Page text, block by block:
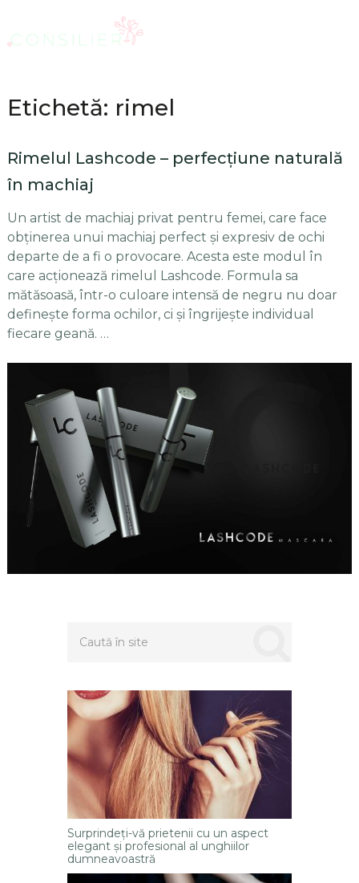
Etichetă: rimel
Rimelul Lashcode – perfecţiune naturală
în machiaj
Un artist de machiaj privat pentru femei, care face
obţinerea unui machiaj perfect şi expresiv de ochi
departe de a fi o provocare. Acesta este modul în
care acţionează rimelul Lashcode. Formula sa
mătăsoasă, într-o culoare intensă de negru nu doar
defineşte forma ochilor, ci şi îngrijeşte individual
fiecare geană. …
Surprindeți-vă prietenii cu un aspect
elegant și profesional al unghiilor
dumneavoastră